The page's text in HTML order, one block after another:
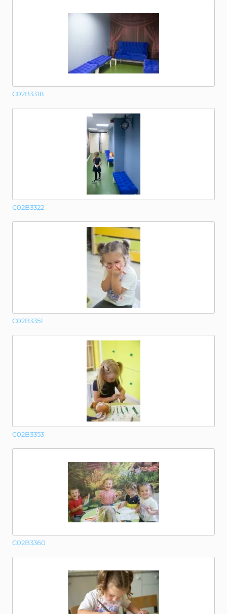
C02B3318
C02B3322
C02B3351
C02B3353
C02B3360